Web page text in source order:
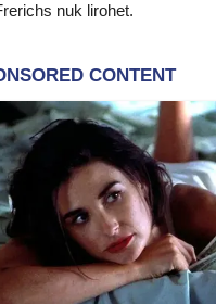
nuk lirohet.